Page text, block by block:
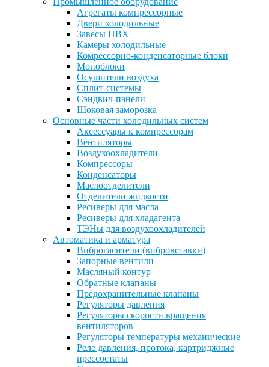
Агрегаты компрессорные
Двери холодильные
Завесы ПВХ
Камеры холодильные
Комрессорно-конденсаторные блоки
Моноблоки
Осушители воздуха
Сплит-системы
Сэндвич-панели
Шоковая заморозка
Основные части холодильных систем
Аксессуары к компрессорам
Вентиляторы
Воздухоохладители
Компрессоры
Конденсаторы
Маслоотделители
Отделители жидкости
Ресиверы для масла
Ресиверы для хладагента
ТЭНы для воздухоохладителей
Автоматика и арматура
Виброгасители (вибровставки)
Запорные вентили
Масляный контур
Обратные клапаны
Предохранительные клапаны
Регуляторы давления
Регуляторы скорости вращения
вентиляторов
Регуляторы температуры механические
Реле давления, протока, картриджные
прессостаты